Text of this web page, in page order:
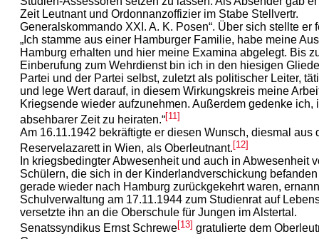
Zeit Leutnant und Ordonnanzoffizier im Stabe Stellvertr.
Generalskommando XXI. A. K. Posen“. Über sich stellte er
„Ich stamme aus einer Hamburger Familie, habe meine
Hamburg erhalten und hier meine Examina abgelegt. Bis
Einberufung zum Wehrdienst bin ich in den hiesigen
Partei und der Partei selbst, zuletzt als politischer Leiter,
und lege Wert darauf, in diesem Wirkungskreis meine
Kriegsende wieder aufzunehmen. Außerdem gedenke ich,
absehbarer Zeit zu heiraten.“[11]
Am 16.11.1942 bekräftigte er diesen Wunsch, diesmal aus
Reservelazarett in Wien, als Oberleutnant. [12]
In kriegsbedingter Abwesenheit und auch in Abwesenheit
Schülern, die sich in der Kinderlandverschickung
gerade wieder nach Hamburg zurückgekehrt waren,
Schulverwaltung am 17.11.1944 zum Studienrat auf
versetzte ihn an die Oberschule für Jungen im Alstertal.
Senatssyndikus Ernst Schrewe[13] gratulierte dem